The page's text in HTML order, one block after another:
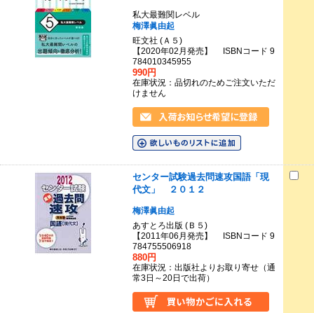
私大最難関レベル
梅澤眞由起
旺文社 (Ａ５)
【2020年02月発売】 ISBNコード 9
784010345955
990円
在庫状況：品切れのためご注文いただ
けません
センター試験過去問速攻国語「現
代文」 ２０１２
梅澤眞由起
あすとろ出版 (Ｂ５)
【2011年06月発売】 ISBNコード 9
784755506918
880円
在庫状況：出版社よりお取り寄せ（通
常3日～20日で出荷）